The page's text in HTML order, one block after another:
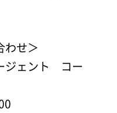
わせ＞
ジェント コー